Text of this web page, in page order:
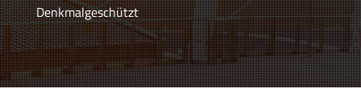
Denkmalgeschützt